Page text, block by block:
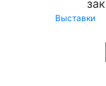
Выставки